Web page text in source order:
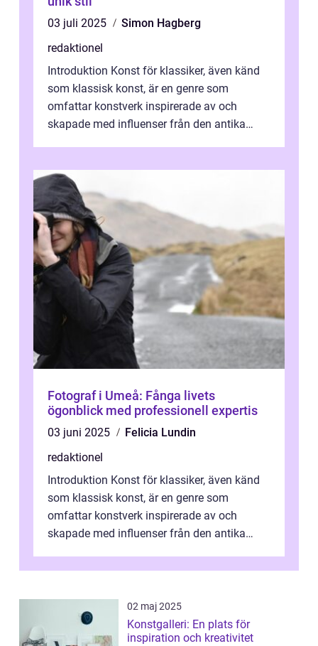
03 juli 2025
Simon Hagberg
redaktionel
Introduktion Konst för klassiker, även känd
som klassisk konst, är en genre som
omfattar konstverk inspirerade av och
skapade med influenser från den antika
Fotograf i Umeå: Fånga livets
ögonblick med professionell expertis
03 juni 2025
Felicia Lundin
redaktionel
Introduktion Konst för klassiker, även känd
som klassisk konst, är en genre som
omfattar konstverk inspirerade av och
skapade med influenser från den antika
ri...
02 maj 2025
Konstgalleri: En plats för
inspiration och kreativitet